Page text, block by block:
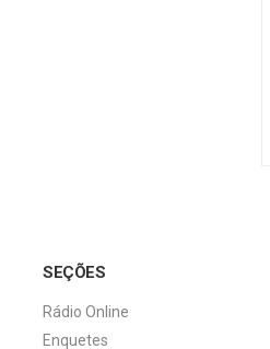
SEÇÕES
Rádio Online
Enquetes